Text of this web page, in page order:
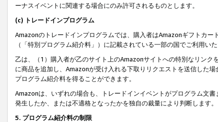
ーナスイベントに関連する場合にのみ許可されるものとします。
(c) トレードインプログラム
Amazonのトレードインプログラムでは、購入者はAmazonギフトカ
（「特別プログラム紹介料」）に記載されている一部の国でご利用い
乙は、（1）購入者が乙のサイト上のAmazonサイトへの特別なリン
に商品を追加し、Amazonが受け入れる下取りリクエストを送信した
プログラム紹介料を得ることができます。
Amazonは、いずれの場合も、トレードインイベントがプログラム文
発生したか、または不適格となったかを独自の裁量により判断します。
5. プログラム紹介料の制限